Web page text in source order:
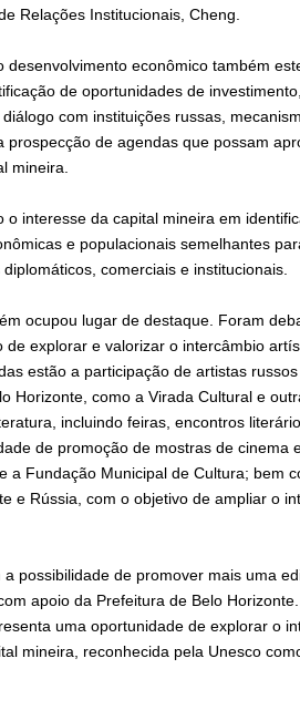
Relações Institucionais, Cheng.
desenvolvimento econômico também
de oportunidades de
com instituições russas,
prospecção de agendas que possam
mineira.
o interesse da capital mineira em
e populacionais semelhantes
comerciais e institucionais.
ocupou lugar de destaque. Foram
de explorar e valorizar o intercâmbio
estão a participação de artistas
Horizonte, como a Virada Cultural e
incluindo feiras, encontros
de promoção de mostras de
a Fundação Municipal de Cultura; bem
e Rússia, com o objetivo de ampliar o
possibilidade de promover mais uma
apoio da Prefeitura de Belo
uma oportunidade de explorar o
mineira, reconhecida pela Unesco